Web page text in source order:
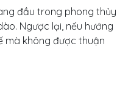
đầu trong phong thủy
Ngược lại, nếu hướng
mà không được thuận